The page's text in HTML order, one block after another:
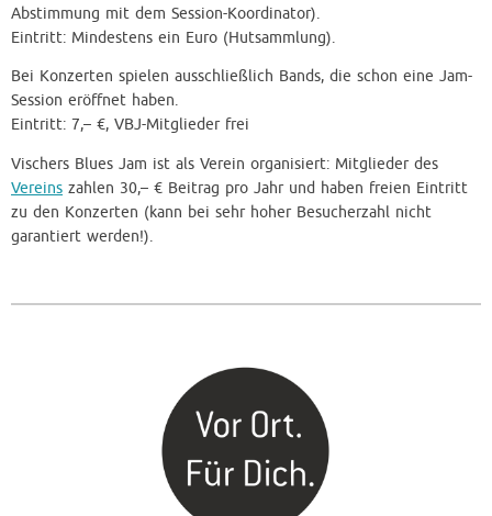
Abstimmung mit dem Session-Koordinator).
Eintritt: Mindestens ein Euro (Hutsammlung).
Bei Konzerten spielen ausschließlich Bands, die schon eine Jam-
Session eröffnet haben.
Eintritt: 7,– €, VBJ-Mitglieder frei
Vischers Blues Jam ist als Verein organisiert: Mitglieder des
Vereins zahlen 30,– € Beitrag pro Jahr und haben freien Eintritt
zu den Konzerten (kann bei sehr hoher Besucherzahl nicht
garantiert werden!).